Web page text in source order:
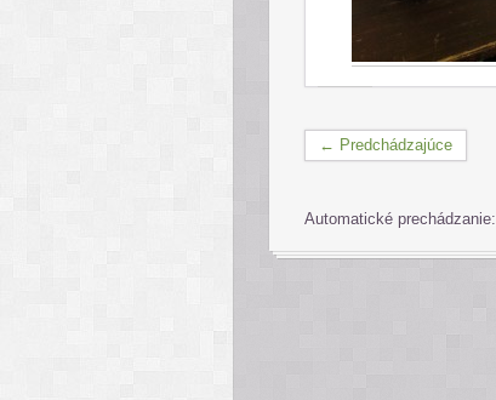
← Predchádzajúce
Automatické prechádzanie: